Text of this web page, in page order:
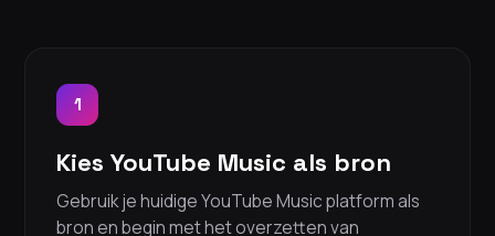
1
Kies YouTube Music als bron
Gebruik je huidige YouTube Music platform als
bron en begin met het overzetten van